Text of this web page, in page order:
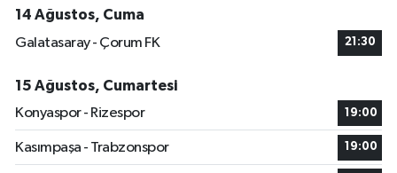
14 Ağustos, Cuma
Galatasaray - Çorum FK
21:30
15 Ağustos, Cumartesi
Konyaspor - Rizespor
19:00
Kasımpaşa - Trabzonspor 19:00